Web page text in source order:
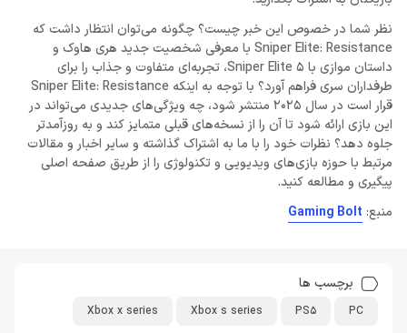
نظر شما در خصوص این خبر چیست؟ چگونه می‌توان انتظار داشت که
Sniper Elite: Resistance با معرفی شخصیت جدید هری هاوک و
داستان موازی با Sniper Elite 5، تجربه‌ای متفاوت و جذاب را برای
طرفداران سری فراهم آورد؟ با توجه به اینکه Sniper Elite: Resistance
قرار است در سال 2025 منتشر شود، چه ویژگی‌های جدیدی می‌تواند در
این بازی ارائه شود تا آن را از نسخه‌های قبلی متمایز کند و به روزآمدتر
جلوه دهد؟ نظرات خود را با ما به اشتراک گذاشته و سایر اخبار و مقالات
مرتبط با حوزه بازی‌های ویدیویی و تکنولوژی را از طریق صفحه اصلی
پیگیری و مطالعه کنید.
منبع: Gaming Bolt
برچسب ها
PC
PS5
Xbox s series
Xbox x series